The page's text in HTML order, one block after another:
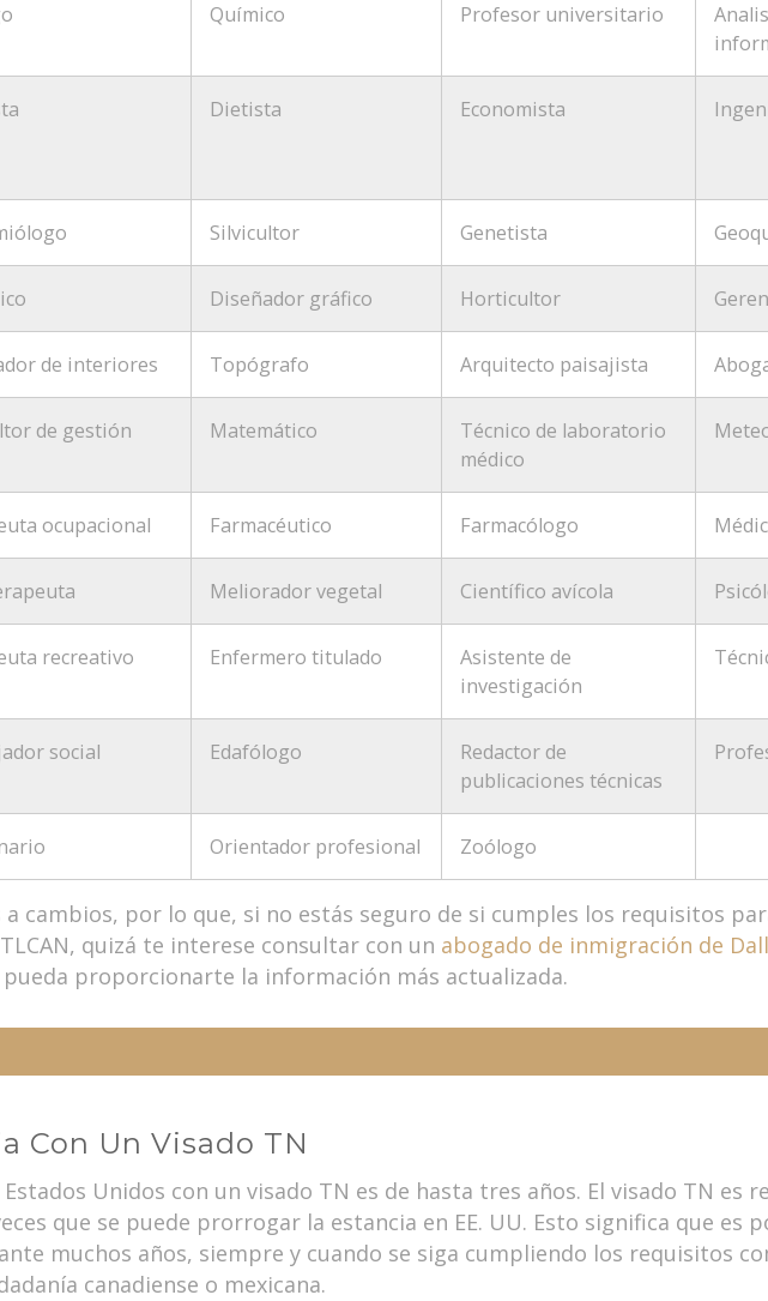
Químico Profesor universitario
Dietista Economista
Silvicultor Genetista
Diseñador gráfico Horticultor
de interiores Topógrafo Arquitecto paisajista
de gestión Matemático
Técnico de laboratorio
médico
ocupacional Farmacéutico Farmacólogo
Meliorador vegetal Científico avícola
recreativo Enfermero titulado
Asistente de
investigación
social Edafólogo
Redactor de
publicaciones técnicas
Orientador profesional Zoólogo
cambios, por lo que, si no estás seguro de si cumples los requisitos
quizá te interese consultar con un abogado de inmigración de
pueda proporcionarte la información más actualizada.
Con Un Visado TN
Unidos con un visado TN es de hasta tres años. El visado TN es
que se puede prorrogar la estancia en EE. UU. Esto significa que es
muchos años, siempre y cuando se siga cumpliendo los requisitos
canadiense o mexicana.